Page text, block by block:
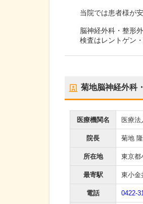
当院では患者様が
脳神経外科・整形
検査はレントゲン
菊地脳神経外科
医療機関名 医療法
院長 菊地
所在地 東京都
最寄駅 東小金
電話 0422-